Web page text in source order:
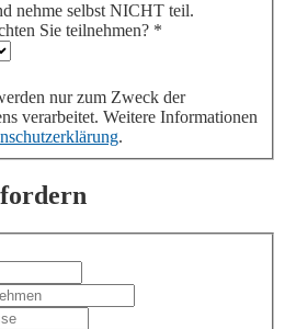
nehme selbst NICHT teil.
Sie teilnehmen? *
nur zum Zweck der
verarbeitet. Weitere Informationen
.